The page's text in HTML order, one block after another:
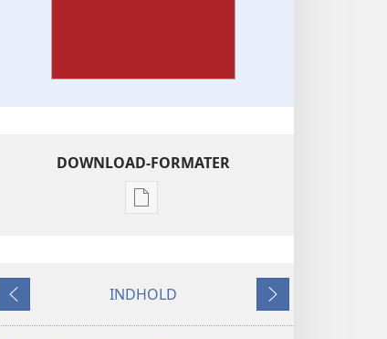
DOWNLOAD-FORMATER
Indstillinger
publikationer
Forrige
INDHOLD
Næste